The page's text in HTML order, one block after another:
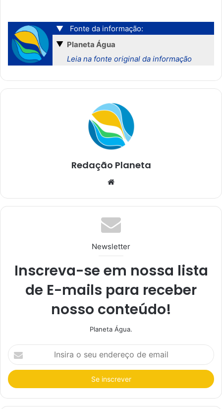
▼
Fonte da informação:
▼ Planeta Água
Leia na fonte original da informação
Redação Planeta
te
Newsletter
Inscreva-se em nossa lista
de E-mails para receber
nosso conteúdo!
Planeta Água.
I
n
i
r
a
o
s